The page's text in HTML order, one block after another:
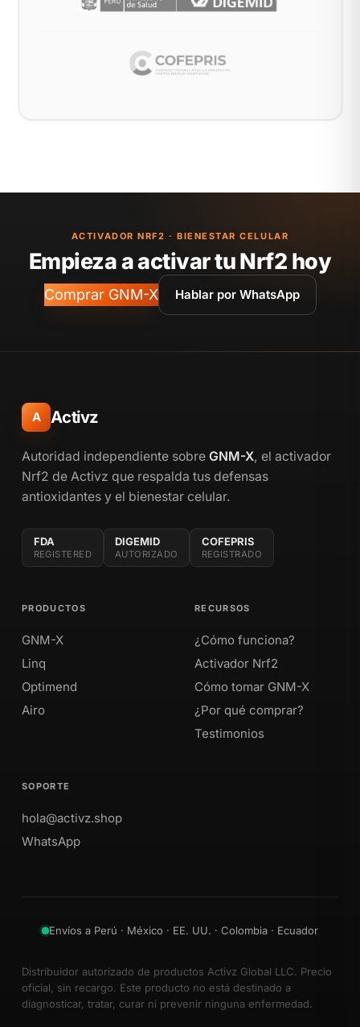
ACTIVADOR NRF2 · BIENESTAR CELULAR
Empieza a activar tu Nrf2 hoy
Comprar GNM-X Hablar por WhatsApp
A Activz
Autoridad independiente sobre GNM-X, el activador
Nrf2 de Activz que respalda tus defensas
antioxidantes y el bienestar celular.
FDA
REGISTERED
DIGEMID
AUTORIZADO
COFEPRIS
REGISTRADO
PRODUCTOS
GNM-X
Linq
Optimend
Airo
RECURSOS
¿Cómo funciona?
Activador Nrf2
Cómo tomar GNM-X
¿Por qué comprar?
Testimonios
SOPORTE
hola@activz.shop
WhatsApp
Envíos a Perú · México · EE. UU. · Colombia · Ecuador
Distribuidor autorizado de productos Activz Global LLC. Precio
oficial, sin recargo. Este producto no está destinado a
diagnosticar, tratar, curar ni prevenir ninguna enfermedad.